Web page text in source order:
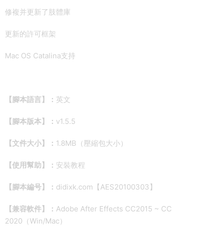
修複并更新了肢體庫
更新的許可框架
Mac OS Catalina支持
【腳本語言】： 英文
【腳本版本】： v1.5.5
【文件大小】： 1.8MB（壓縮包大小）
【使用幫助】： 安裝教程
【腳本編号】： didixk.com【AES20100303】
【兼容軟件】： Adobe After Effects CC2015 ~ CC
2020（Win/Mac）